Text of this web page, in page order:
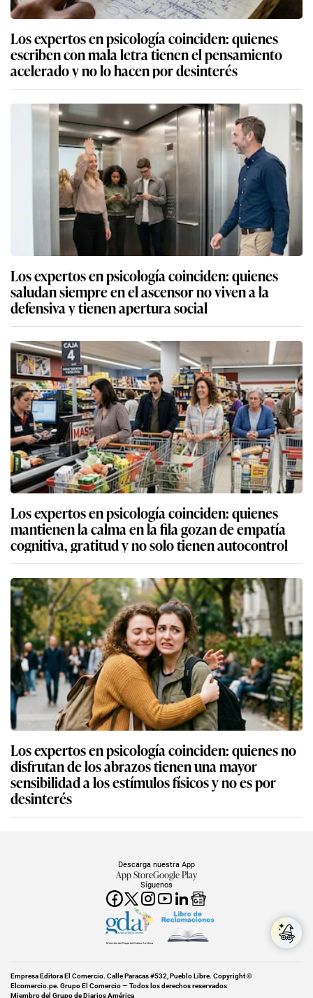
Los expertos en psicología coinciden: quienes
escriben con mala letra tienen el pensamiento
acelerado y no lo hacen por desinterés
Los expertos en psicología coinciden: quienes
saludan siempre en el ascensor no viven a la
defensiva y tienen apertura social
Los expertos en psicología coinciden: quienes
mantienen la calma en la fila gozan de empatía
cognitiva, gratitud y no solo tienen autocontrol
Los expertos en psicología coinciden: quienes no
disfrutan de los abrazos tienen una mayor
sensibilidad a los estímulos físicos y no es por
desinterés
Síguenos
Descarga nuestra App
App StoreGoogle Play
Miembro del Grupo de Diarios América
Empresa Editora El Comercio. Calle Paracas #532, Pueblo Libre. Copyright ©
Elcomercio.pe. Grupo El Comercio — Todos los derechos reservados
Miembro del Grupo de Diarios América